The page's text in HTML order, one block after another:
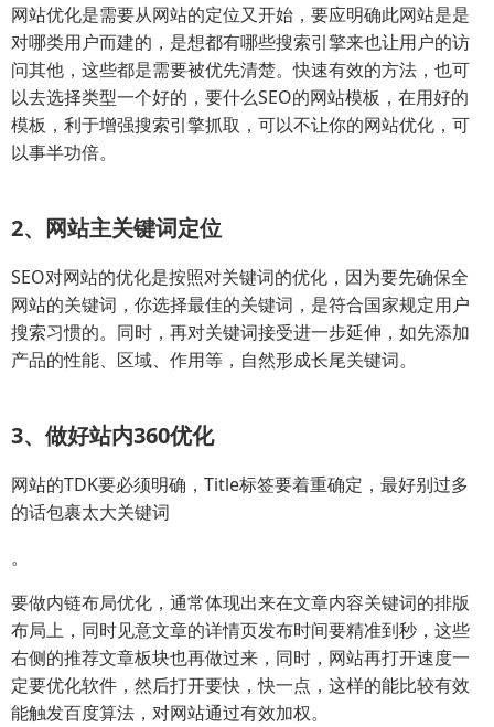
网站优化是需要从网站的定位又开始，要应明确此网站是是
对哪类用户而建的，是想都有哪些搜索引擎来也让用户的访
问其他，这些都是需要被优先清楚。快速有效的方法，也可
以去选择类型一个好的，要什么SEO的网站模板，在用好的
模板，利于增强搜索引擎抓取，可以不让你的网站优化，可
以事半功倍。
2、网站主关键词定位
SEO对网站的优化是按照对关键词的优化，因为要先确保全
网站的关键词，你选择最佳的关键词，是符合国家规定用户
搜索习惯的。同时，再对关键词接受进一步延伸，如先添加
产品的性能、区域、作用等，自然形成长尾关键词。
3、做好站内360优化
网站的TDK要必须明确，Title标签要着重确定，最好别过多
的话包裹太大关键词
。
要做内链布局优化，通常体现出来在文章内容关键词的排版
布局上，同时见意文章的详情页发布时间要精准到秒，这些
右侧的推荐文章板块也再做过来，同时，网站再打开速度一
定要优化软件，然后打开要快，快一点，这样的能比较有效
能触发百度算法，对网站通过有效加权。